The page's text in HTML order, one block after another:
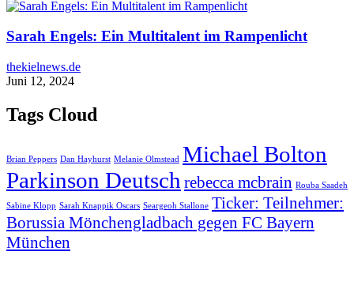
Sarah Engels: Ein Multitalent im Rampenlicht
thekielnews.de
Juni 12, 2024
Tags Cloud
Brian Peppers Dan Hayhurst Melanie Olmstead Michael Bolton
Parkinson Deutsch rebecca mcbrain Rouba Saadeh
Sabine Klopp Sarah Knappik Oscars Seargeoh Stallone Ticker: Teilnehmer:
Borussia Mönchengladbach gegen FC Bayern
München